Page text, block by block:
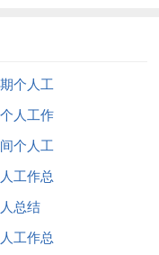
个人工
人工作
个人工
工作总
总结
工作总